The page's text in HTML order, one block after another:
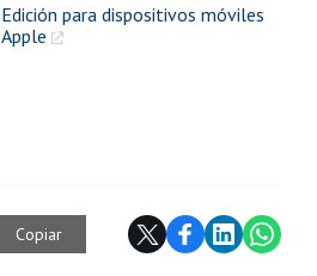
Edición para dispositivos móviles
Apple
Copiar